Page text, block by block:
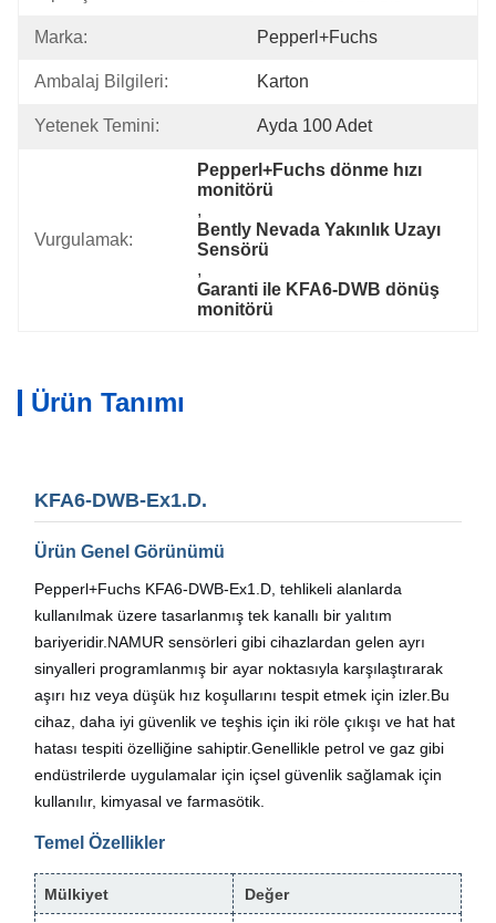
Marka: Pepperl+Fuchs
Ambalaj Bilgileri: Karton
Yetenek Temini: Ayda 100 Adet
Vurgulamak:
Pepperl+Fuchs dönme hızı
monitörü
,
Bently Nevada Yakınlık Uzayı
Sensörü
,
Garanti ile KFA6-DWB dönüş
monitörü
Ürün Tanımı
KFA6-DWB-Ex1.D.
Ürün Genel Görünümü
Pepperl+Fuchs KFA6-DWB-Ex1.D, tehlikeli alanlarda
kullanılmak üzere tasarlanmış tek kanallı bir yalıtım
bariyeridir.NAMUR sensörleri gibi cihazlardan gelen ayrı
sinyalleri programlanmış bir ayar noktasıyla karşılaştırarak
aşırı hız veya düşük hız koşullarını tespit etmek için izler.Bu
cihaz, daha iyi güvenlik ve teşhis için iki röle çıkışı ve hat hat
hatası tespiti özelliğine sahiptir.Genellikle petrol ve gaz gibi
endüstrilerde uygulamalar için içsel güvenlik sağlamak için
kullanılır, kimyasal ve farmasötik.
Temel Özellikler
Mülkiyet Değer